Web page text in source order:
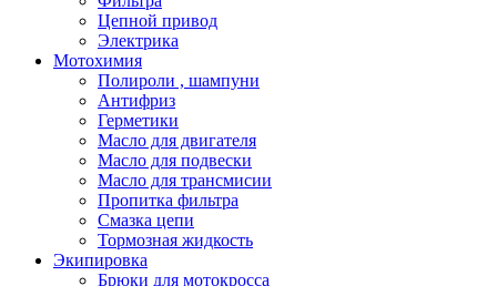
Цепной привод
Электрика
Мотохимия
Полироли , шампуни
Антифриз
Герметики
Масло для двигателя
Масло для подвески
Масло для трансмисии
Пропитка фильтра
Смазка цепи
Тормозная жидкость
Экипировка
Брюки для мотокросса